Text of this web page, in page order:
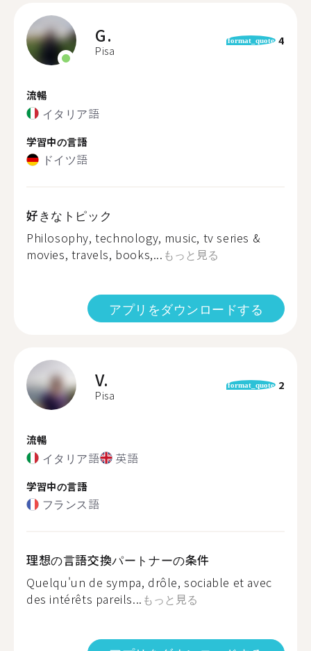
G.
Pisa
format_quote 4
流暢
イタリア語
学習中の言語
ドイツ語
好きなトピック
Philosophy, technology, music, tv series &
movies, travels, books,... もっと見る
アプリをダウンロードする
V.
Pisa
format_quote 2
流暢
イタリア語 英語
学習中の言語
フランス語
理想の言語交換パートナーの条件
Quelqu'un de sympa, drôle, sociable et avec
des intérêts pareils... もっと見る